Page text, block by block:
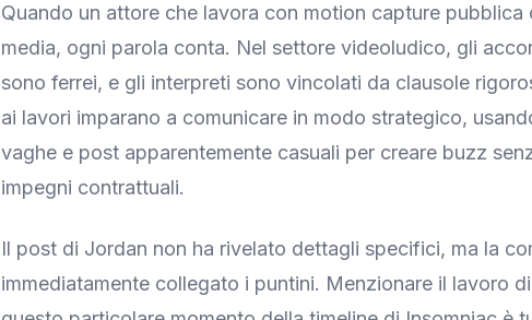
Quando un attore che lavora con motion capture pubblica
media, ogni parola conta. Nel settore videoludico, gli
sono ferrei, e gli interpreti sono vincolati da clausole
ai lavori imparano a comunicare in modo strategico,
vaghe e post apparentemente casuali per creare buzz
impegni contrattuali.
Il post di Jordan non ha rivelato dettagli specifici, ma la
immediatamente collegato i puntini. Menzionare il lavoro